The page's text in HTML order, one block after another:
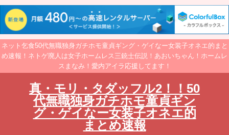
ネット乞食50代無職独身ガチホモ童貞ギング・ゲイなー女装子オネエ的まと
め速報！ネトゲ廃人は女子ホームレス三銃士伝説！あおいちゃん！ホームレ
スまなみ！愛内アイラ応援してます！
真・モリ・タダッフル2！！50
代無職独身ガチホモ童貞ギン
グ・ゲイなー女装子オネエ的
まとめ速報